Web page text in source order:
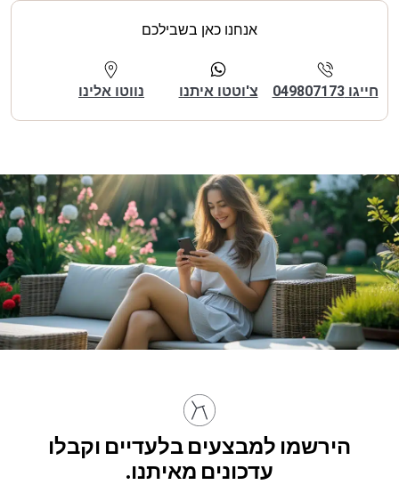
אנחנו כאן בשבילכם
חייגו 049807173 צ'וטטו איתנו נווטו אלינו
הירשמו למבצעים בלעדיים וקבלו
עדכונים מאיתנו.